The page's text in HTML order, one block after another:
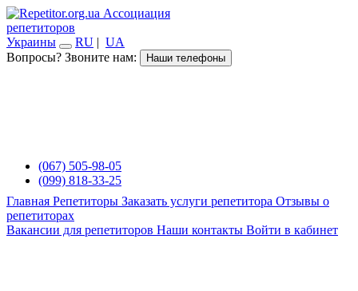
Ассоциация
репетиторов
Украины
RU | UA
Вопросы? Звоните нам:
Наши телефоны
(067) 505-98-05
(099) 818-33-25
Главная Репетиторы Заказать услуги репетитора Отзывы о
репетиторах
Вакансии для репетиторов Наши контакты Войти в кабинет